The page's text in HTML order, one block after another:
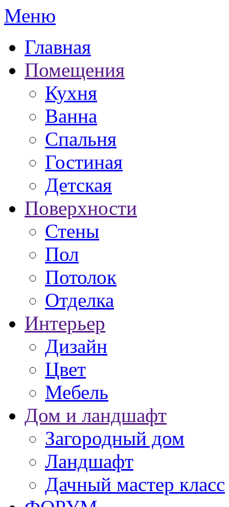
Меню
Главная
Помещения
Кухня
Ванна
Спальня
Гостиная
Детская
Поверхности
Стены
Пол
Потолок
Отделка
Интерьер
Дизайн
Цвет
Мебель
Дом и ландшафт
Загородный дом
Ландшафт
Дачный мастер класс